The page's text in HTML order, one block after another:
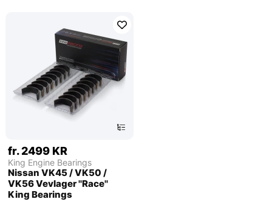
fr. 2499 KR
King Engine Bearings
Nissan VK45 / VK50 /
VK56 Vevlager ''Race''
King Bearings